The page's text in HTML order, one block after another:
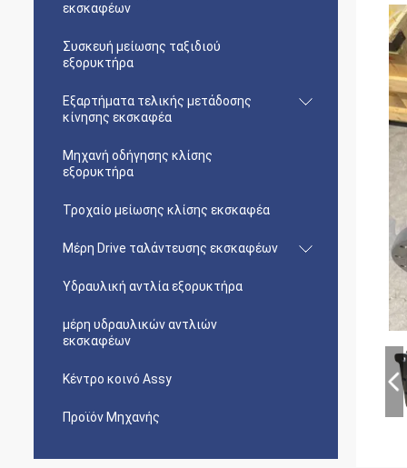
εκσκαφέων
Συσκευή μείωσης ταξιδιού
εξορυκτήρα
Εξαρτήματα τελικής μετάδοσης
κίνησης εκσκαφέα
Μηχανή οδήγησης κλίσης
εξορυκτήρα
Τροχαίο μείωσης κλίσης εκσκαφέα
Μέρη Drive ταλάντευσης εκσκαφέων
Υδραυλική αντλία εξορυκτήρα
μέρη υδραυλικών αντλιών
εκσκαφέων
Κέντρο κοινό Assy
Προϊόν Μηχανής